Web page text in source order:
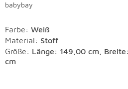
babybay
Farbe: Weiß
Material: Stoff
Größe: Länge: 149,00 cm,
cm